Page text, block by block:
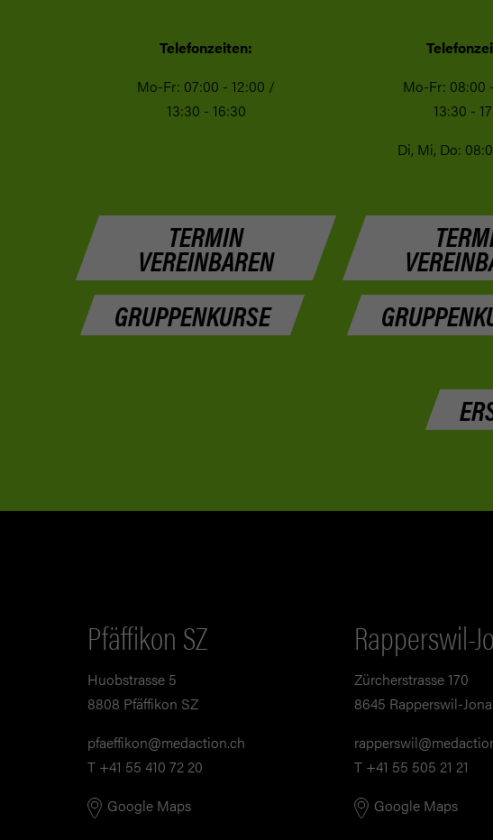
Telefonzeiten:
Mo-Fr: 07:00 - 12:00 /
13:30 - 16:30
TERMIN
VEREINBAREN
GRUPPENKURSE
Mo-Fr: 08:00
13:30 -
Di, Mi, Do:
Pfäffikon SZ
Huobstrasse 5
8808 Pfäffikon SZ
pf
ff k n m d ct nch
T +41 55 410 72 20
Google Maps
Rapperswil-
Zürcherstrasse 170
8645 Rapperswil-
T +41 55 505 21 21
Google Maps